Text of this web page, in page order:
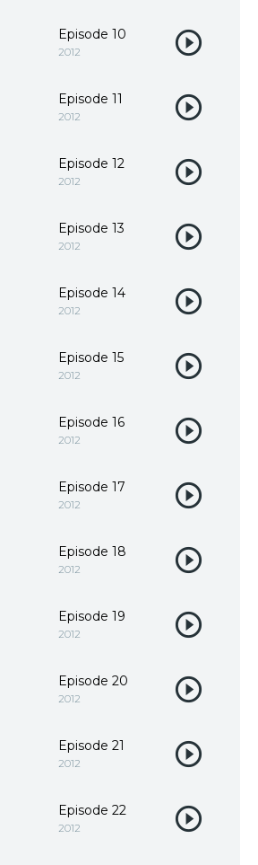
Episode 10
2012
Episode 11
2012
Episode 12
2012
Episode 13
2012
Episode 14
2012
Episode 15
2012
Episode 16
2012
Episode 17
2012
Episode 18
2012
Episode 19
2012
Episode 20
2012
Episode 21
2012
Episode 22
2012